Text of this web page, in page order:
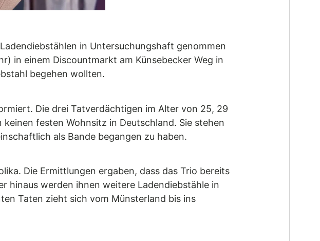
in Untersuchungshaft genommen
in einem Discountmarkt am Künsebecker Weg in
begehen wollten.
Die drei Tatverdächtigen im Alter von 25, 29
festen Wohnsitz in Deutschland. Sie stehen
als Bande begangen zu haben.
Die Ermittlungen ergaben, dass das Trio bereits
hinaus werden ihnen weitere Ladendiebstähle in
Taten zieht sich vom Münsterland bis ins